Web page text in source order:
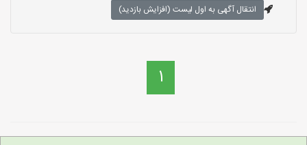
انتقال آگهی به اول لیست (افزایش بازدید)
1